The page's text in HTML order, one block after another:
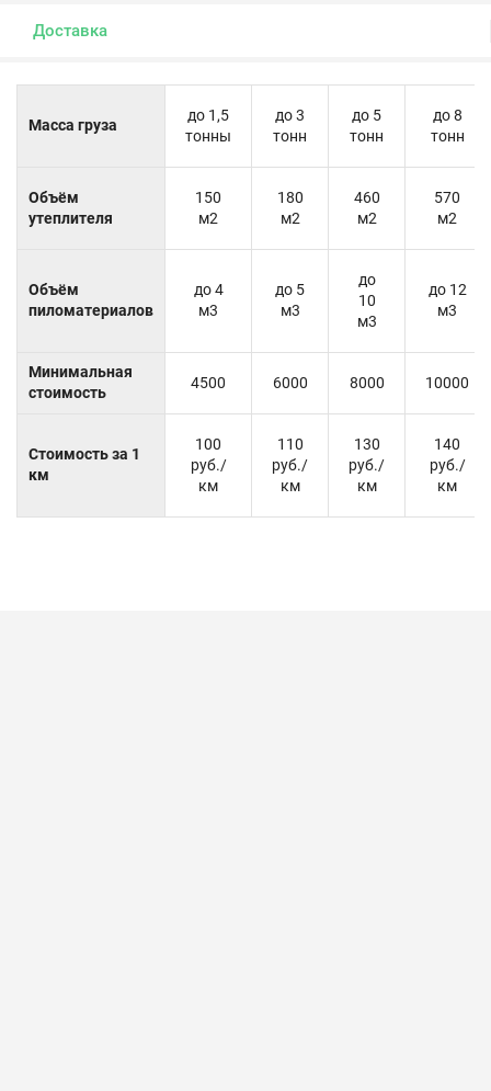
Доставка
Масса груза
до 1,5
тонны
до 3
тонн
до 5
тонн
до 8
тонн
Объём
утеплителя
150
м2
180
м2
460
м2
570
м2
Объём
пиломатериалов
до 4
м3
до 5
м3
до
10
м3
до 12
м3
Минимальная
стоимость
4500 6000 8000 10000
Стоимость за 1
км
100
руб./
км
110
руб./
км
130
руб./
км
140
руб./
км